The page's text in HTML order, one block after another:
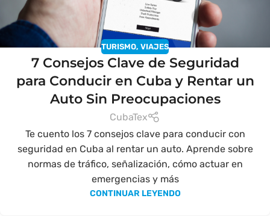
TURISMO, VIAJES
7 Consejos Clave de Seguridad
para Conducir en Cuba y Rentar un
Auto Sin Preocupaciones
CubaTex
Te cuento los 7 consejos clave para conducir con
seguridad en Cuba al rentar un auto. Aprende sobre
normas de tráfico, señalización, cómo actuar en
emergencias y más
CONTINUAR LEYENDO